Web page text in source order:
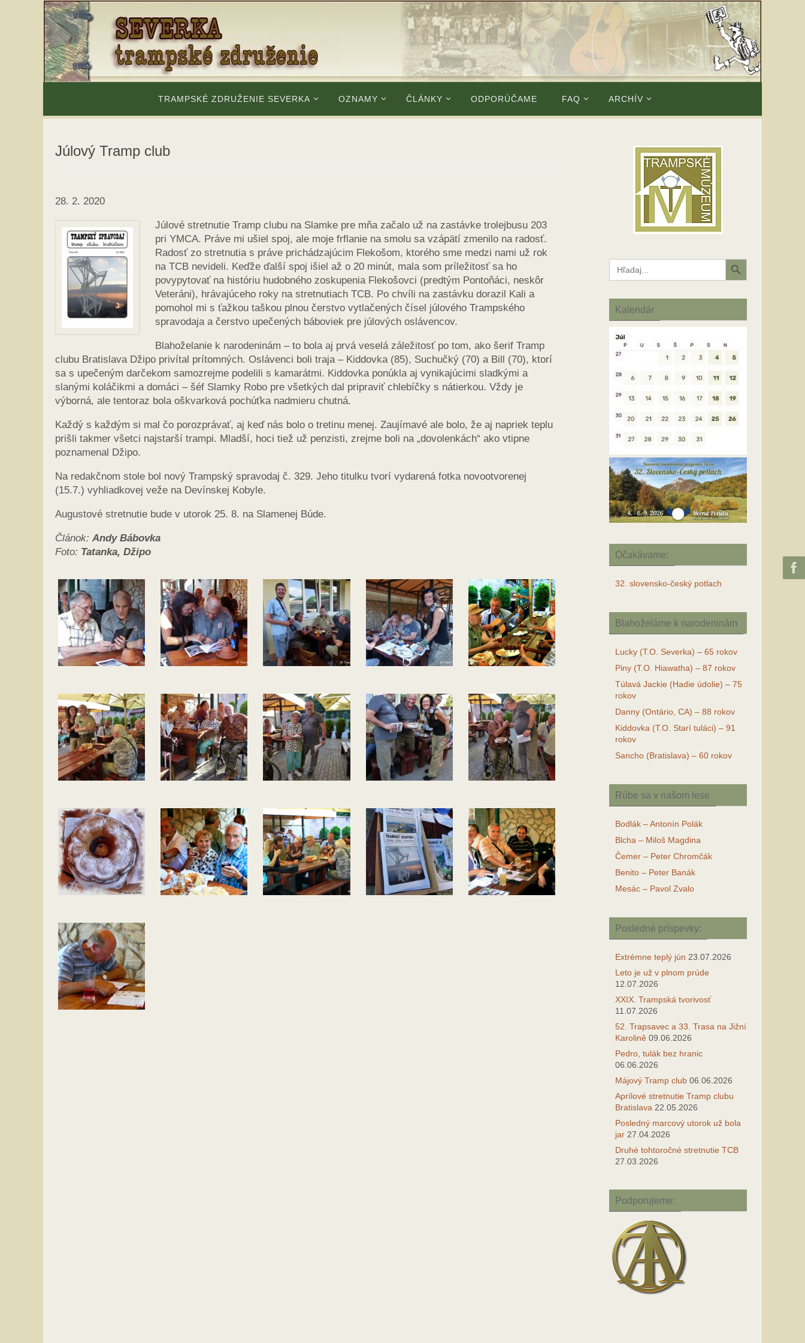
TRAMPSKÉ ZDRUŽENIE SEVERKA OZNAMY ČLÁNKY ODPORÚČAME FAQ ARCHÍV
Júlový Tramp club
28. 2. 2020
Júlové stretnutie Tramp clubu na Slamke pre mňa začalo už na zastávke trolejbusu 203
pri YMCA. Práve mi ušiel spoj, ale moje frflanie na smolu sa vzápätí zmenilo na radosť.
Radosť zo stretnutia s práve prichádzajúcim Flekošom, ktorého sme medzi nami už rok
na TCB nevideli. Keďže ďalší spoj išiel až o 20 minút, mala som príležitosť sa ho
povypytovať na históriu hudobného zoskupenia Flekošovci (predtým Pontoňáci, neskôr
Veteráni), hrávajúceho roky na stretnutiach TCB. Po chvíli na zastávku dorazil Kali a
pomohol mi s ťažkou taškou plnou čerstvo vytlačených čísel júlového Trampského
spravodaja a čerstvo upečených báboviek pre júlových oslávencov.
Blahoželanie k narodeninám – to bola aj prvá veselá záležitosť po tom, ako šerif Tramp
clubu Bratislava Džipo privítal prítomných. Oslávenci boli traja – Kiddovka (85), Suchučký (70) a Bill (70), ktorí
sa s upečeným darčekom samozrejme podelili s kamarátmi. Kiddovka ponúkla aj vynikajúcimi sladkými a
slanými koláčikmi a domáci – šéf Slamky Robo pre všetkých dal pripraviť chlebíčky s nátierkou. Vždy je
výborná, ale tentoraz bola oškvarková pochúťka nadmieru chutná.
Každý s každým si mal čo porozprávať, aj keď nás bolo o tretinu menej. Zaujímavé ale bolo, že aj napriek teplu
prišli takmer všetci najstarší trampi. Mladší, hoci tiež už penzisti, zrejme boli na „dovolenkách“ ako vtipne
poznamenal Džipo.
Na redakčnom stole bol nový Trampský spravodaj č. 329. Jeho titulku tvorí vydarená fotka novootvorenej
(15.7.) vyhliadkovej veže na Devínskej Kobyle.
Augustové stretnutie bude v utorok 25. 8. na Slamenej Búde.
Článok: Andy Bábovka
Foto: Tatanka, Džipo
Search
for:
Search Button
Kalendár
Očakávame:
32. slovensko-český potlach
Blahoželáme k narodeninám
Lucky (T.O. Severka) – 65 rokov
Piny (T.O. Hiawatha) – 87 rokov
Túlavá Jackie (Hadie údolie) – 75
rokov
Danny (Ontário, CA) – 88 rokov
Kiddovka (T.O. Starí tuláci) – 91
rokov
Sancho (Bratislava) – 60 rokov
Rúbe sa v našom lese
Bodlák – Antonín Polák
Blcha – Miloš Magdina
Čemer – Peter Chromčák
Benito – Peter Banák
Mesác – Pavol Zvalo
Posledné príspevky:
Extrémne teplý jún 23.07.2026
Leto je už v plnom prúde
12.07.2026
XXIX. Trampská tvorivosť
11.07.2026
52. Trapsavec a 33. Trasa na Jižní
Karolině 09.06.2026
Pedro, tulák bez hranic
06.06.2026
Májový Tramp club 06.06.2026
Aprílové stretnutie Tramp clubu
Bratislava 22.05.2026
Posledný marcový utorok už bola
jar 27.04.2026
Druhé tohtoročné stretnutie TCB
27.03.2026
Podporujeme: